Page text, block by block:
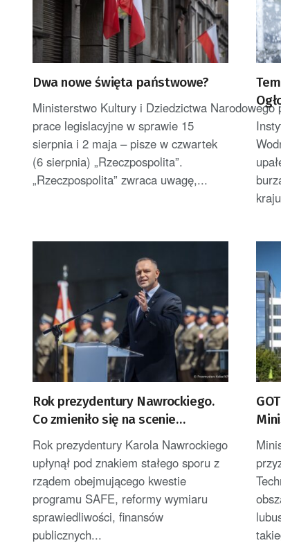
Dwa nowe święta państwowe?
Ministerstwo Kultury i Dziedzictwa Narodowego
prace legislacyjne w sprawie 15
sierpnia i 2 maja – pisze w czwartek
(6 sierpnia) „Rzeczpospolita”.
„Rzeczpospolita” zwraca uwagę,...
Rok prezydentury Nawrockiego.
Co zmieniło się na scenie
politycznej?
Rok prezydentury Karola Nawrockiego
upłynął pod znakiem stałego sporu z
rządem obejmującego kwestie
programu SAFE, reformy wymiaru
sprawiedliwości, finansów
publicznych...